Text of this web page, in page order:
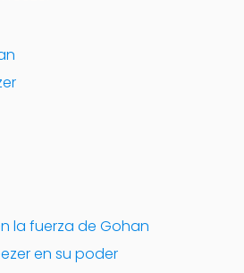
la fuerza de Gohan
en su poder